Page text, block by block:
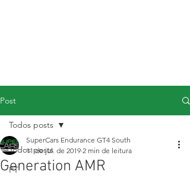
Post
Todos posts
PT
Todos posts
Generation AMR
SuperCars Endurance GT4 South
11 de jul. de 2019 2 min de leitura